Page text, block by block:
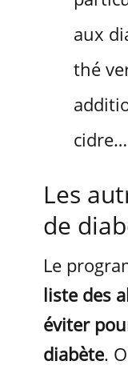
aux
thé
cidre…
Les
de
Le
liste des
éviter
diabète.